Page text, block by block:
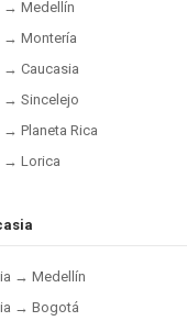
→ Medellín
→ Montería
→ Caucasia
→ Sincelejo
Planeta Rica
→ Lorica
→ Medellín
→ Bogotá